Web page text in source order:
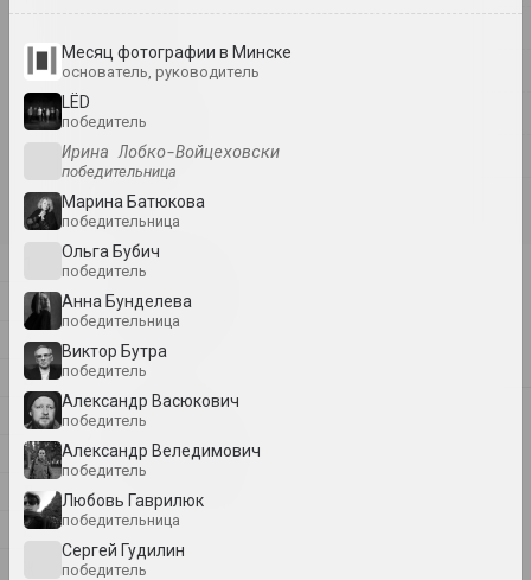
СОБЫТИЯ
ПРОИЗВЕДЕНИЯ
ДОКУМЕНТЫ
ИНФО
4
А
Б
В
Г
Д
Е
1
4 объединение
Месяц фотографии в Минске
основатель, руководитель
LЁD
победитель
Ирина Лобко-Войцеховски
победительница
Марина Батюкова
победительница
Ольга Бубич
победитель
Анна Бунделева
победительница
Виктор Бутра
победитель
Александр Васюкович
победитель
Александр Веледимович
победитель
Любовь Гаврилюк
победительница
Сергей Гудилин
победитель